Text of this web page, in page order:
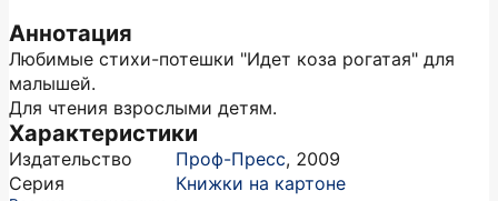
Аннотация
Любимые стихи-потешки "Идет коза рогатая" для
малышей.
Для чтения взрослыми детям.
Характеристики
Издательство Проф-Пресс, 2009
Серия
Книжки на картоне